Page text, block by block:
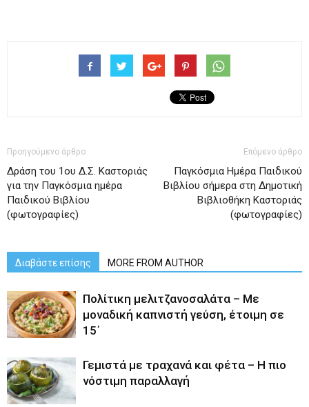
Προηγούμενο άρθρο
Δράση του 1ου Δ.Σ. Καστοριάς
για την Παγκόσμια ημέρα
Παιδικού Βιβλίου
(φωτογραφίες)
Επόμενο άρθρο
Παγκόσμια Ημέρα Παιδικού
Βιβλίου σήμερα στη Δημοτική
Βιβλιοθήκη Καστοριάς
(φωτογραφίες)
Διαβάστε επίσης MORE FROM AUTHOR
Πολίτικη μελιτζανοσαλάτα – Με
μοναδική καπνιστή γεύση, έτοιμη σε
15΄
Γεμιστά με τραχανά και φέτα – Η πιο
νόστιμη παραλλαγή